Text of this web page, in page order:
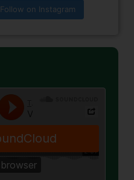
Follow on Instagram